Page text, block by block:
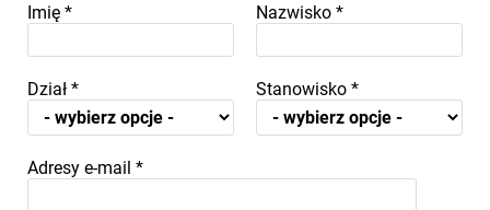
Imię * Nazwisko *
Dział * Stanowisko *
Adresy e-mail *